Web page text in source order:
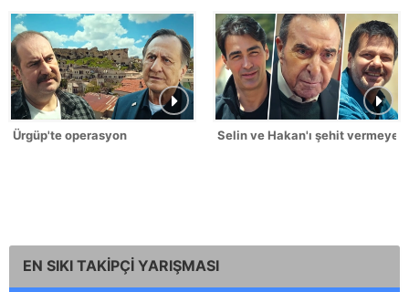
Ürgüp'te operasyon Selin ve Hakan'ı şehit
EN SIKI TAKİPÇİ YARIŞMASI